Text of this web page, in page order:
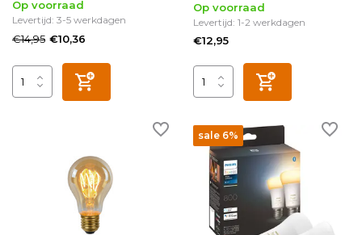
Op voorraad
Levertijd: 3-5 werkdagen
€14,95 €10,36
Op voorraad
Levertijd: 1-2 werkdagen
€12,95
sale 6%